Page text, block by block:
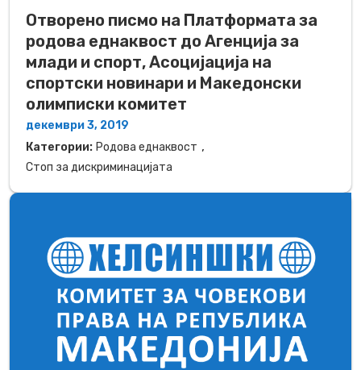
Отворено писмо на Платформата за
родова еднаквост до Агенција за
млади и спорт, Асоцијација на
спортски новинари и Македонски
олимписки комитет
декември 3, 2019
Категории: Родова еднаквост ,
Стоп за дискриминацијата